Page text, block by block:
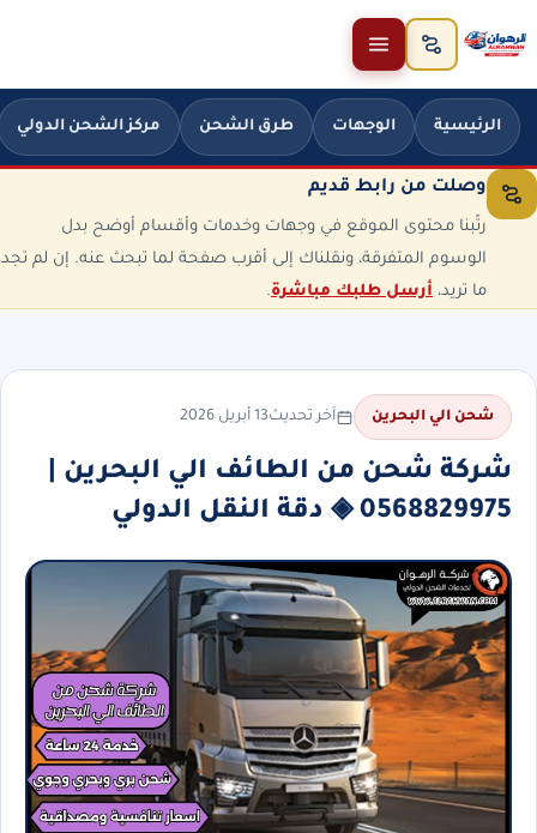
تخطَّ إلى المحتوى
الرئيسية الوجهات طرق الشحن مركز الشحن الدولي
وصلت من رابط قديم
رتّبنا محتوى الموقع في وجهات وخدمات وأقسام أوضح بدل
الوسوم المتفرقة، ونقلناك إلى أقرب صفحة لما تبحث عنه. إن لم تجد
ما تريد، أرسل طلبك مباشرة.
شحن الي البحرين آخر تحديث13 أبريل 2026
شركة شحن من الطائف الي البحرين |
0568829975 ◈ دقة النقل الدولي